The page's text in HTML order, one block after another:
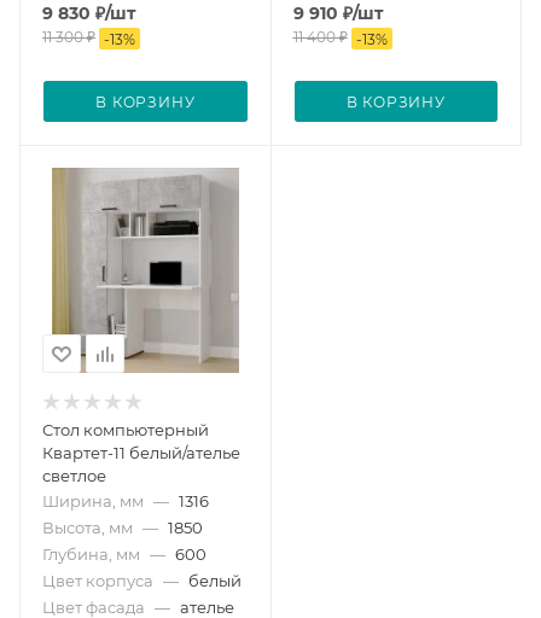
9 830 ₽/шт
11 300₽ -13%
В КОРЗИНУ
9 910 ₽/шт
11 400₽ -13%
В КОРЗИНУ
Стол компьютерный
Квартет-11 белый/ателье
светлое
Ширина, мм — 1316
Высота, мм — 1850
Глубина, мм — 600
Цвет корпуса — белый
Цвет фасада — ателье